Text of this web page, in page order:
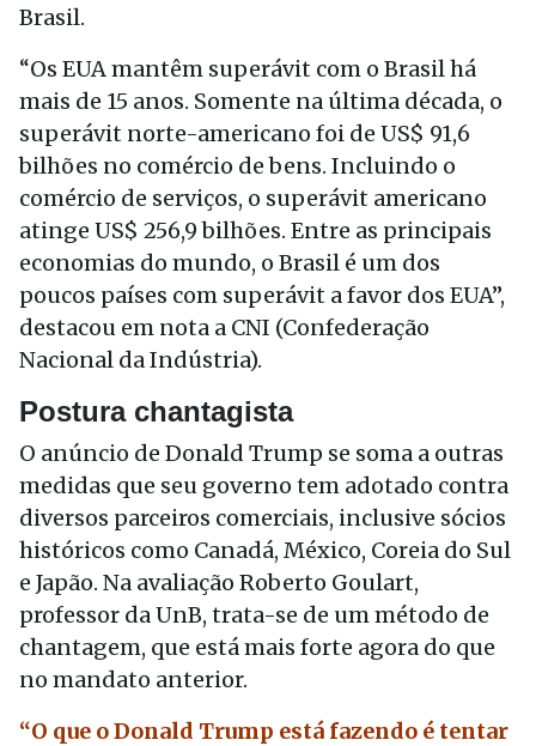
Brasil.
“Os EUA mantêm superávit com o Brasil há
mais de 15 anos. Somente na última década, o
superávit norte-americano foi de US$ 91,6
bilhões no comércio de bens. Incluindo o
comércio de serviços, o superávit americano
atinge US$ 256,9 bilhões. Entre as principais
economias do mundo, o Brasil é um dos
poucos países com superávit a favor dos EUA”,
destacou em nota a CNI (Confederação
Nacional da Indústria).
Postura chantagista
O anúncio de Donald Trump se soma a outras
medidas que seu governo tem adotado contra
diversos parceiros comerciais, inclusive sócios
históricos como Canadá, México, Coreia do Sul
e Japão. Na avaliação Roberto Goulart,
professor da UnB, trata-se de um método de
chantagem, que está mais forte agora do que
no mandato anterior.
“O que o Donald Trump está fazendo é tentar